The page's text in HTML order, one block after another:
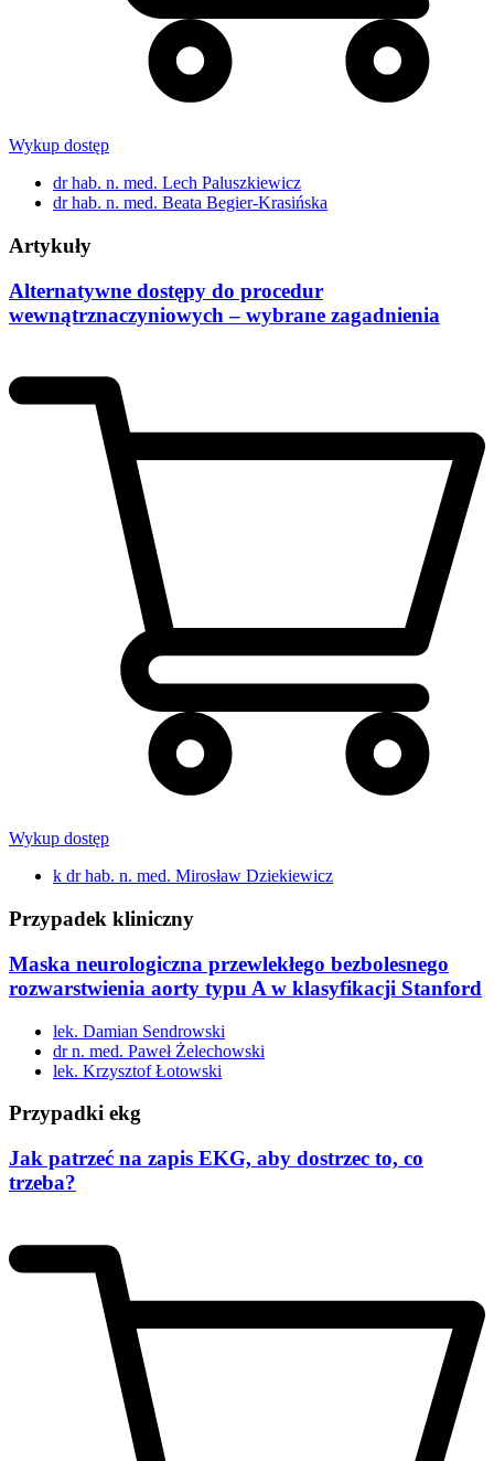
Wykup dostęp
dr hab. n. med. Lech Paluszkiewicz
dr hab. n. med. Beata Begier-Krasińska
Artykuły
Alternatywne dostępy do procedur
wewnątrznaczyniowych – wybrane zagadnienia
Wykup dostęp
k dr hab. n. med. Mirosław Dziekiewicz
Przypadek kliniczny
Maska neurologiczna przewlekłego bezbolesnego
rozwarstwienia aorty typu A w klasyfikacji Stanford
lek. Damian Sendrowski
dr n. med. Paweł Żelechowski
lek. Krzysztof Łotowski
Przypadki ekg
Jak patrzeć na zapis EKG, aby dostrzec to, co
trzeba?